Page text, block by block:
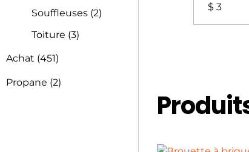
Souffleuses (2)
Toiture (3)
Achat (451)
Propane (2)
$ 3